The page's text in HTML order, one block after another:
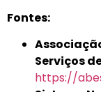
Fontes:
Serviços
https://